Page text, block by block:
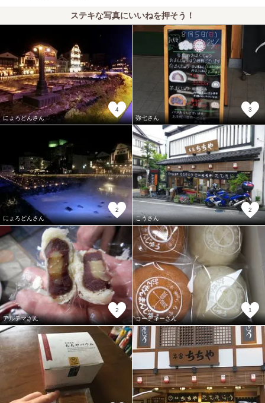
ステキな写真にいいねを押そう！
にょろどんさん
4
弥七さん
3
にょろどんさん
2
こうさん
2
アルテマさん
2
コーディーさん
1